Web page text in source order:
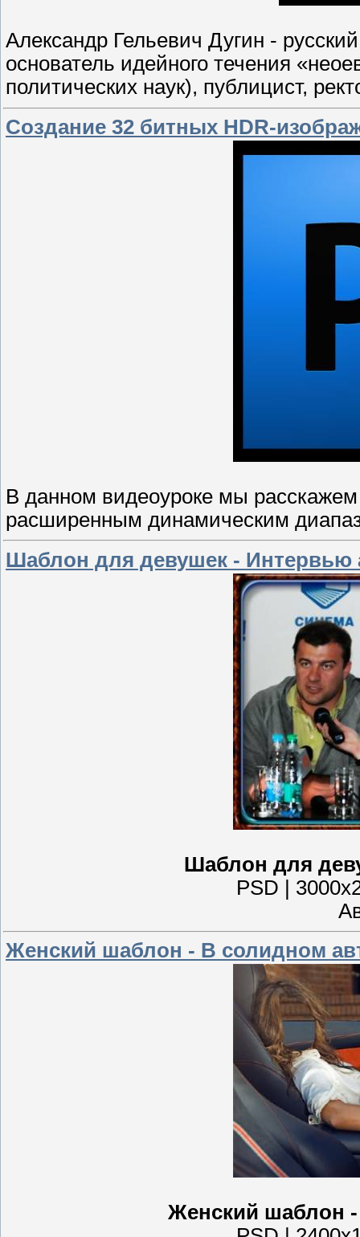
Александр Гельевич Дугин -
основатель идейного течения
политических наук), публицист,
Создание 32 битных HDR-
В данном видеоуроке мы
расширенным динамическим
Шаблон для девушек - Интервью
Шаблон для
PSD |
Женский шаблон - В солидном
Женский шаблон